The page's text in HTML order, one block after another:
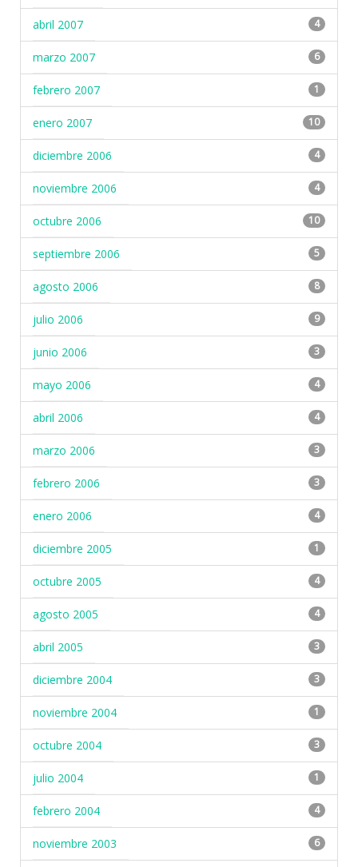
abril 2007 4
marzo 2007 6
febrero 2007 1
enero 2007 10
diciembre 2006 4
noviembre 2006 4
octubre 2006 10
septiembre 2006 5
agosto 2006 8
julio 2006 9
junio 2006 3
mayo 2006 4
abril 2006 4
marzo 2006 3
febrero 2006 3
enero 2006 4
diciembre 2005 1
octubre 2005 4
agosto 2005 4
abril 2005 3
diciembre 2004 3
noviembre 2004 1
octubre 2004 3
julio 2004 1
febrero 2004 4
noviembre 2003 6